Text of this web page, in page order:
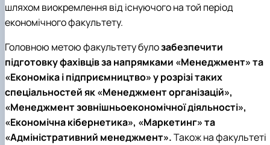
шляхом виокремлення від існуючого на той період
економічного факультету.
Головною метою факультету булозабезпечити
підготовку фахівців за напрямками «Менеджмент» та
«Економіка і підприємництво» у розрізі таких
спеціальностей як «Менеджмент організацій»,
«Менеджмент зовнішньоекономічної діяльності»,
«Економічна кібернетика», «Маркетинг» та
«Адміністративний менеджмент».Також на факультеті